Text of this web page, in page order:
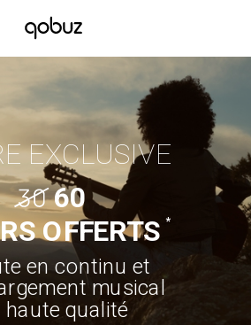
EXCLUSIVE
OFFERTS
en continu et
musical
haute qualité
*
60